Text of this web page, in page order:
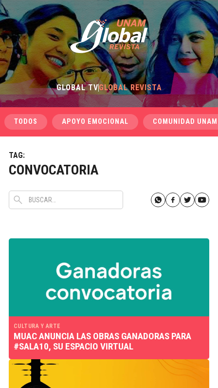
GLOBAL TVGLOBAL REVISTA
TODOS APOYO EMOCIONAL COMUNIDAD UNAM
TAG:
CONVOCATORIA
CULTURA Y ARTE
MUAC ANUNCIA LAS OBRAS GANADORAS PARA
#SALA10, SU ESPACIO VIRTUAL